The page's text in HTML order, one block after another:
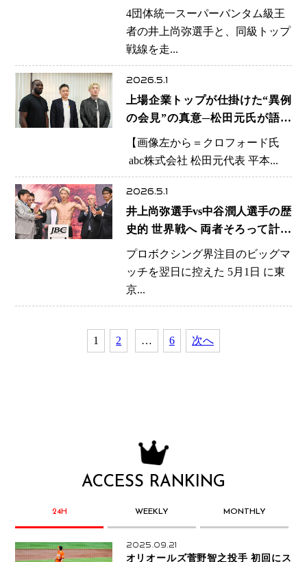
上尚弥選手vs中谷潤人選手 日本
ボクシングはどこまで巨大化した
のか
4団体統一スーパーバンタム級王
者の井上尚弥選手と、同級トップ
戦線を走...
2026.5.1
上場企業トップが仕掛けた“異例
の会見”の真意─松田元氏が語っ
たジョイントベンチャーと
「Web3×格闘技」再編の全貌、そ
ヒーロー像”
【画像左から＝クロフォード氏
abc株式会社 松田元代表 平本...
2026.5.1
井上尚弥選手vs中谷潤人選手の歴
史的 世界戦へ 両者そろって計量
一発クリア 東京ドーム決戦に万
プロボクシング界注目のビッグマ
ッチを翌日に控えた 5月1日 に東
京...
1 2 … 6 次へ
ACCESS RANKING
24H WEEKLY MONTHLY
2025.09.21
オリオールズ菅野智之投手 初回にス